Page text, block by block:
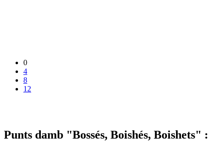
0
4
8
12
Punts damb "Bossés, Boishés, Boishets" :